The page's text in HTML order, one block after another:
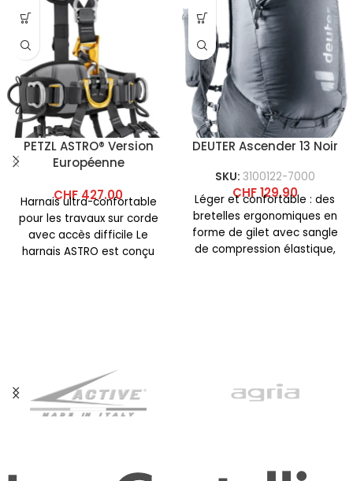
PETZL ASTRO® Version
Européenne
CHF 427.00
Harnais ultra-confortable
pour les travaux sur corde
avec accès difficile Le
harnais ASTRO est conçu
DEUTER Ascender 13 Noir
SKU: 3100122-7000
CHF129.90
Léger et confortable : des
bretelles ergonomiques en
forme de gilet avec sangle
de compression élastique,